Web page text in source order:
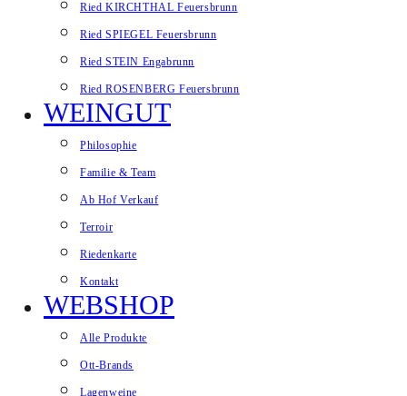
Ried KIRCHTHAL Feuersbrunn
Ried SPIEGEL Feuersbrunn
Ried STEIN Engabrunn
Ried ROSENBERG Feuersbrunn
WEINGUT
Philosophie
Familie & Team
Ab Hof Verkauf
Terroir
Riedenkarte
Kontakt
WEBSHOP
Alle Produkte
Ott-Brands
Lagenweine